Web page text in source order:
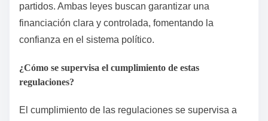
partidos. Ambas leyes buscan garantizar una
financiación clara y controlada, fomentando la
confianza en el sistema político.
¿Cómo se supervisa el cumplimiento de estas
regulaciones?
El cumplimiento de las regulaciones se supervisa a